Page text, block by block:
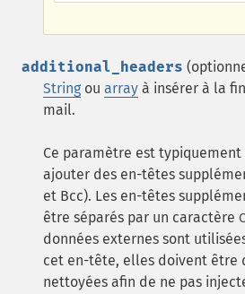
additional_headers
String ou array à insérer à la
mail.
Ce paramètre est
ajouter des en-têtes
et Bcc). Les en-têtes
être séparés par un caractère
données externes sont
cet en-tête, elles doivent être
nettoyées afin de ne pas